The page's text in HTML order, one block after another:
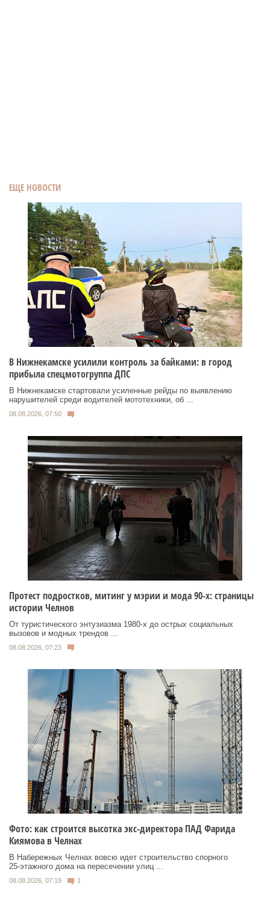
ЕЩЕ НОВОСТИ
В Нижнекамске усилили контроль за байками: в город
прибыла спецмотогруппа ДПС
В Нижнекамске стартовали усиленные рейды по выявлению
нарушителей среди водителей мототехники, об ...
08.08.2026, 07:50
Протест подростков, митинг у мэрии и мода 90-х: страницы
истории Челнов
От туристического энтузиазма 1980‑х до острых социальных
вызовов и модных трендов ...
08.08.2026, 07:23
Фото: как строится высотка экс-директора ПАД Фарида
Киямова в Челнах
В Набережных Челнах вовсю идет строительство спорного
25‑этажного дома на пересечении улиц ...
08.08.2026, 07:19 1